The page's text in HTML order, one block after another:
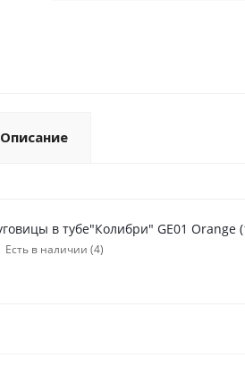
Описание
Есть в наличии (4)